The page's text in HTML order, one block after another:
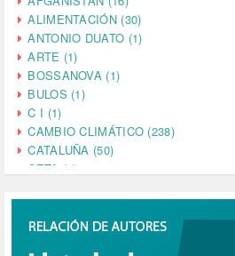
ALIMENTACIÓN (30)
ANTONIO DUATO (1)
ARTE (1)
BOSSANOVA (1)
BULOS (1)
C I (1)
CAMBIO CLIMÁTICO (238)
CATALUÑA (50)
CETA (2)
CINE (35)